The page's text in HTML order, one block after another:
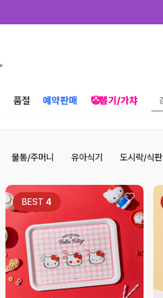
품절 예약판매 🤡뽑기/가챠
물통/주머니 유아식기 도시락/식판
BEST 4